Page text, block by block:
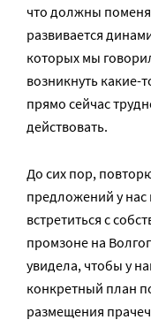
что должны
развивается
которых мы
возникнуть какие-
прямо сейчас
действовать.
До сих пор,
предложений у нас
встретиться с
промзоне на
увидела, чтобы у
конкретный план
размещения